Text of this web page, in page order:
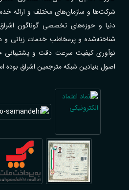
دنیا و حوزه‌های تخصصی گوناگون
شناخته‌شده و پرمخاطب خدمات زبانی و
نوآوری کیفیت سرعت دقت و پشتیبانی
اصول بنیادین شبکه مترجمین اشراق بوده